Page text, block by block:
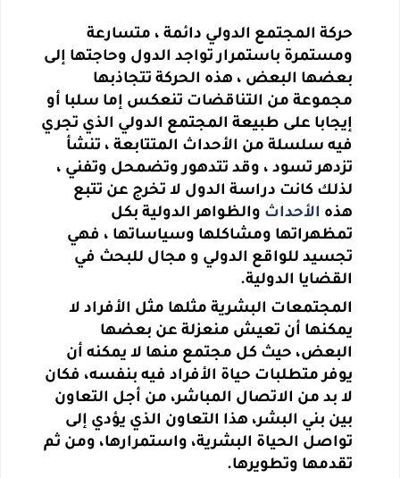
حركة المجتمع الدولي دائمة ، متسارعة
ومستمرة باستمرار تواجد الدول وحاجتها إلى
بعضها البعض ، هذه الحركة تتجاذبها
مجموعة من التناقضات تنعكس إما سلبا أو
إيجابا على طبيعة المجتمع الدولي الذي تجري
فيه سلسلة من الأحداث المتتابعة ، تنشأ
تزدهر تسود ، وقد تتدهور وتضمحل وتفني ،
لذلك كانت دراسة الدول لا تخرج عن تتبع
هذه الأحداث والظواهر الدولية بكل
تمظهراتها ومشاكلها وسياساتها ، فهي
تجسيد للواقع الدولي و مجال للبحث في
القضايا الدولية.
المجتمعات البشرية مثلها مثل الأفراد لا
يمكنها أن تعيش منعزلة عن بعضها
البعض، حيث كل مجتمع منها لا يمكنه أن
يوفر متطلبات حياة الأفراد فيه بنفسه، فكان
لا بد من الاتصال المباشر، من أجل التعاون
بين بني البشر، هذا التعاون الذي يؤدي إلى
تواصل الحياة البشرية، واستمرارها، ومن ثم
تقدمها وتطويرها.